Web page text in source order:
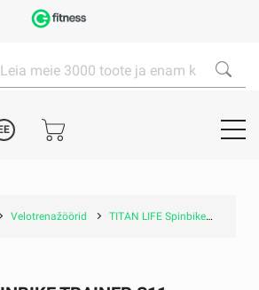
Velotrenažöörid TITAN LIFE Spinbike Trainer S11